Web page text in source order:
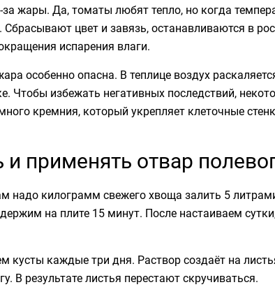
за жары. Да, томаты любят тепло, но когда
Сбрасывают цвет и завязь, останавливаются в
испарения влаги.
особенно опасна. В теплице воздух
Чтобы избежать негативных последствий,
кремния, который укрепляет клеточные
и применять отвар
надо килограмм свежего хвоща залить 5
на плите 15 минут. После настаиваем
кусты каждые три дня. Раствор создаёт на
В результате листья перестают скручиваться.